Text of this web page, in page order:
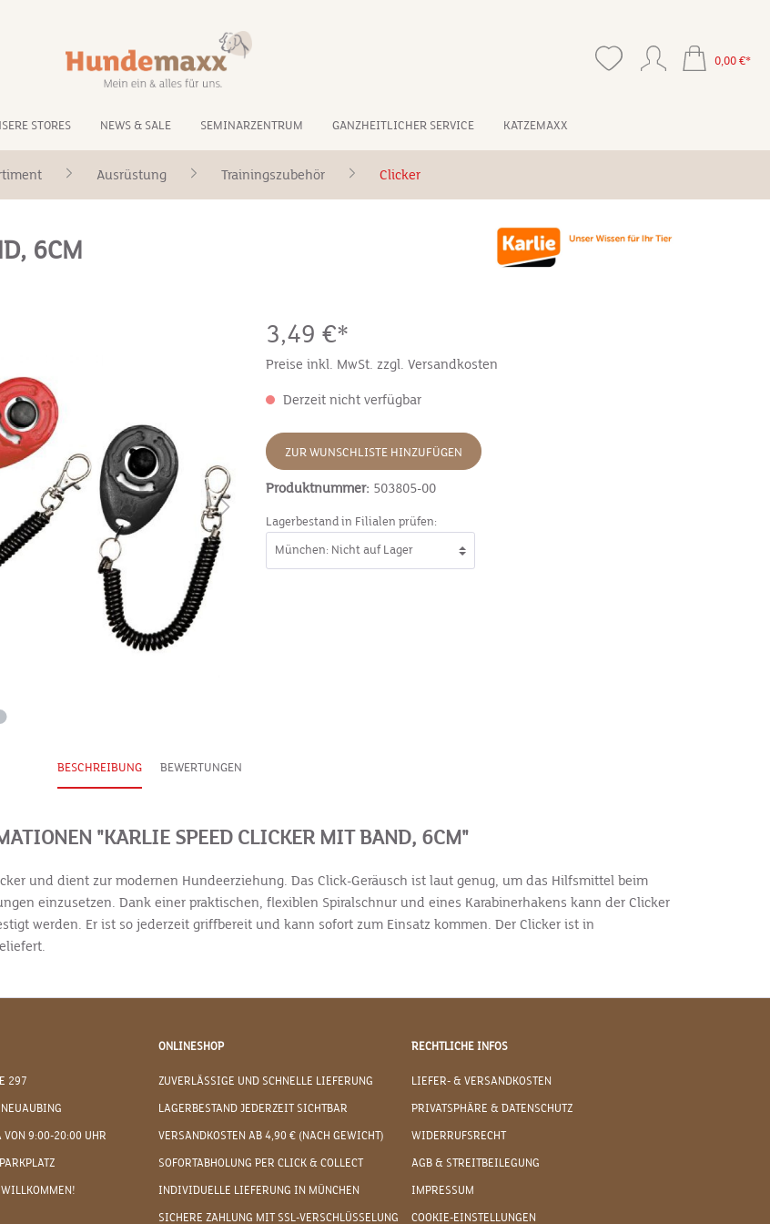
0,00 €*
STORES NEWS & SALE SEMINARZENTRUM GANZHEITLICHER SERVICE KATZEMAXX
Ausrüstung Trainingszubehör Clicker
6CM
3,49 €*
Preise inkl. MwSt. zzgl. Versandkosten
Derzeit nicht verfügbar
ZUR WUNSCHLISTE HINZUFÜGEN
Produktnummer: 503805-00
Lagerbestand in Filialen prüfen:
BESCHREIBUNG BEWERTUNGEN
"KARLIE SPEED CLICKER MIT BAND, 6CM"
und dient zur modernen Hundeerziehung. Das Click-Geräusch ist laut genug, um das Hilfsmittel beim
einzusetzen. Dank einer praktischen, flexiblen Spiralschnur und eines Karabinerhakens kann der Clicker
werden. Er ist so jederzeit griffbereit und kann sofort zum Einsatz kommen. Der Clicker ist in
297
VON 9:00-20:00 UHR
WILLKOMMEN!
ONLINESHOP
ZUVERLÄSSIGE UND SCHNELLE LIEFERUNG
LAGERBESTAND JEDERZEIT SICHTBAR
VERSANDKOSTEN AB 4,90 € (NACH GEWICHT)
SOFORTABHOLUNG PER CLICK & COLLECT
INDIVIDUELLE LIEFERUNG IN MÜNCHEN
SICHERE ZAHLUNG MIT SSL-VERSCHLÜSSELUNG
RECHTLICHE INFOS
LIEFER- & VERSANDKOSTEN
PRIVATSPHÄRE & DATENSCHUTZ
WIDERRUFSRECHT
AGB & STREITBEILEGUNG
IMPRESSUM
COOKIE-EINSTELLUNGEN